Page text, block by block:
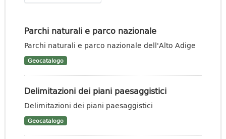
Parchi naturali e parco nazionale
Parchi naturali e parco nazionale dell'Alto Adige
Geocatalogo
Delimitazioni dei piani paesaggistici
Delimitazioni dei piani paesaggistici
Geocatalogo